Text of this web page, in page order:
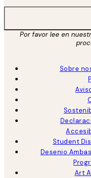
Por favor lee en
Sobre
Student
Desenio
Art